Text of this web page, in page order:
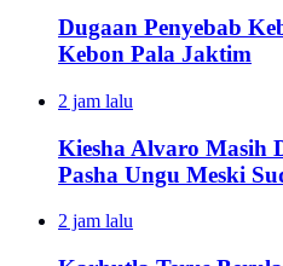
Dugaan Penyebab
Kebon Pala Jaktim
2 jam lalu
Kiesha Alvaro Masih
Pasha Ungu Meski
2 jam lalu